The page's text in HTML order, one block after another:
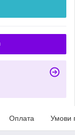
Оплата Умови